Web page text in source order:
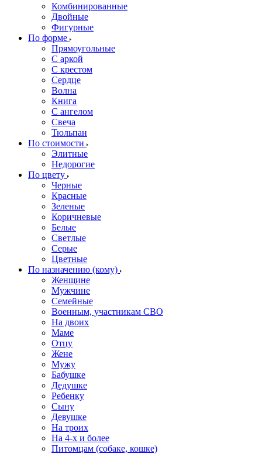
Комбинированные
Двойные
Фигурные
По форме
Прямоугольные
С аркой
С крестом
Сердце
Волна
Книга
С ангелом
Свеча
Тюльпан
По стоимости
Элитные
Недорогие
По цвету
Черные
Красные
Зеленые
Коричневые
Белые
Светлые
Серые
Цветные
По назначению (кому)
Женщине
Мужчине
Семейные
Военным, участникам СВО
На двоих
Маме
Отцу
Жене
Мужу
Бабушке
Дедушке
Ребенку
Сыну
Девушке
На троих
На 4-х и более
Питомцам (собаке, кошке)